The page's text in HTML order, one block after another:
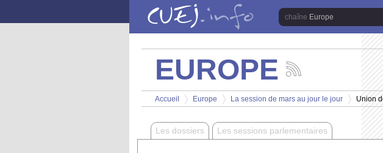
Europe
EUROPE
les
actualités
de
chaîne
Europe
Vous êtes ici
Accueil
>
Europe
>
La session de mars au jour le jour
>
Union
Les dossiers Les sessions parlementaires